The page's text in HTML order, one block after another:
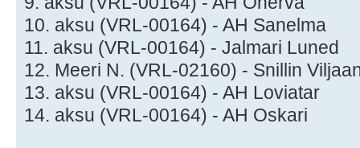
10. aksu (VRL-00164) - AH Sanelma
11. aksu (VRL-00164) - Jalmari Luned
12. Meeri N. (VRL-02160) - Snillin
13. aksu (VRL-00164) - AH Loviatar
14. aksu (VRL-00164) - AH Oskari